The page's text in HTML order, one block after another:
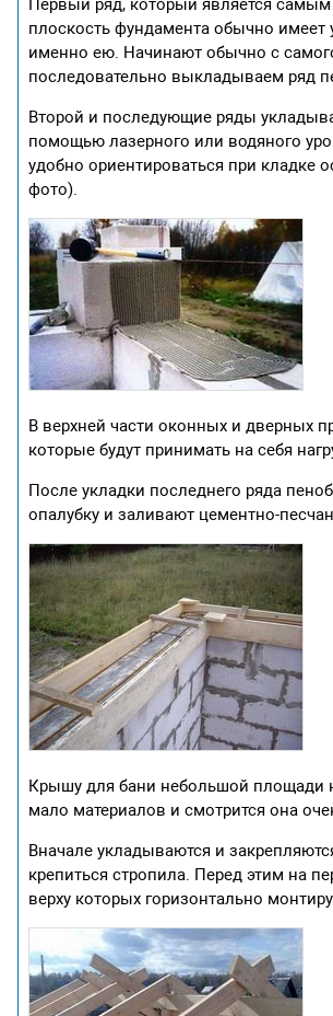
Первый ряд, который является
плоскость фундамента обычно имеет
именно ею. Начинают обычно с
последовательно выкладываем ряд
Второй и последующие ряды
помощью лазерного или водяного
удобно ориентироваться при кладке
фото).
В верхней части оконных и дверных
которые будут принимать на себя
После укладки последнего ряда
опалубку и заливают цементно-
Крышу для бани небольшой площади
мало материалов и смотрится она
Вначале укладываются и
крепиться стропила. Перед этим на
верху которых горизонтально